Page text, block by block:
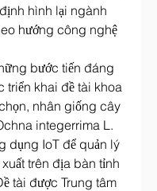
hình lại ngành
hướng công nghệ
bước tiến đáng
triển khai đề tài khoa
nhân giống cây
integerrima L.
dụng IoT để quản lý
xuất trên địa bàn tỉnh
tài được Trung tâm